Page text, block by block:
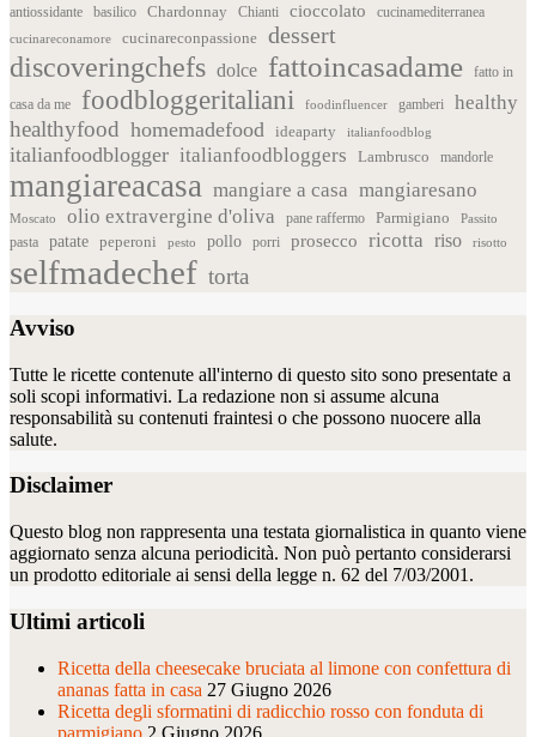
antiossidante basilico Chardonnay Chianti cioccolato cucinamediterranea
cucinareconamore cucinareconpassione dessert
discoveringchefs dolce fattoincasadame
fatto in
casa da me
foodbloggeritaliani foodinfluencer gamberi healthy
healthyfood homemadefood ideaparty italianfoodblog
italianfoodblogger italianfoodbloggers Lambrusco mandorle
mangiareacasa mangiare a casa mangiaresano
Moscato olio extravergine d'oliva pane raffermo Parmigiano Passito
pasta patate peperoni pesto pollo porri prosecco ricotta riso risotto
selfmadechef torta
Avviso
Tutte le ricette contenute all'interno di questo sito sono presentate a
soli scopi informativi. La redazione non si assume alcuna
responsabilità su contenuti fraintesi o che possono nuocere alla
salute.
Disclaimer
Questo blog non rappresenta una testata giornalistica in quanto viene
aggiornato senza alcuna periodicità. Non può pertanto considerarsi
un prodotto editoriale ai sensi della legge n. 62 del 7/03/2001.
Ultimi articoli
Ricetta della cheesecake bruciata al limone con confettura di
ananas fatta in casa 27 Giugno 2026
Ricetta degli sformatini di radicchio rosso con fonduta di
parmigiano 2 Giugno 2026